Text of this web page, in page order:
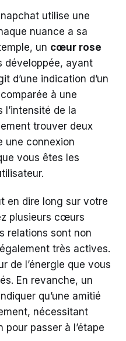
utilise une
nuance a sa
un cœur rose
développée, ayant
d’une indication d’un
à une
l’intensité de la
trouver deux
une connexion
vous êtes les
en dire long sur votre
plusieurs cœurs
relations sont non
très actives.
de l’énergie que vous
En revanche, un
qu’une amitié
nécessitant
pour passer à l’étape